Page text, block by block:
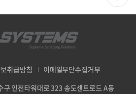
취급방침
이메일무단수집거부
구 인천타워대로 323 송도센트로드 A동